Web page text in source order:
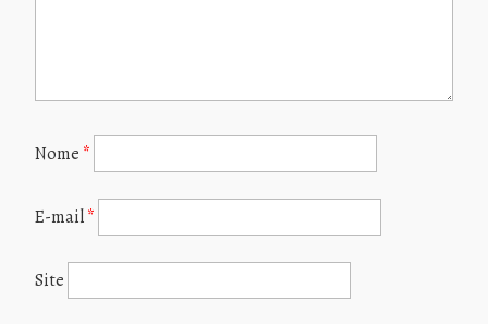
Nome *
E-mail*
Site